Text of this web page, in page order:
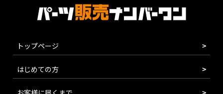
トップページ
はじめての方